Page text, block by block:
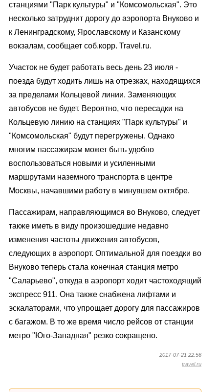
станциями "Парк культуры" и "Комсомольская". Это
несколько затруднит дорогу до аэропорта Внуково и
к Ленинградскому, Ярославскому и Казанскому
вокзалам, сообщает соб.корр. Travel.ru.
Участок не будет работать весь день 23 июля -
поезда будут ходить лишь на отрезках, находящихся
за пределами Кольцевой линии. Заменяющих
автобусов не будет. Вероятно, что пересадки на
Кольцевую линию на станциях "Парк культуры" и
"Комсомольская" будут перегружены. Однако
многим пассажирам может быть удобно
воспользоваться новыми и усиленными
маршрутами наземного транспорта в центре
Москвы, начавшими работу в минувшем октябре.
Пассажирам, направляющимся во Внуково, следует
также иметь в виду произошедшие недавно
изменения частоты движения автобусов,
следующих в аэропорт. Оптимальной для поездки во
Внуково теперь стала конечная станция метро
"Саларьево", откуда в аэропорт ходит частоходящий
экспресс 911. Она также снабжена лифтами и
эскалаторами, что упрощает дорогу для пассажиров
с багажом. В то же время число рейсов от станции
метро "Юго-Западная" резко сокращено.
2017-07-21 22:56
travel.ru